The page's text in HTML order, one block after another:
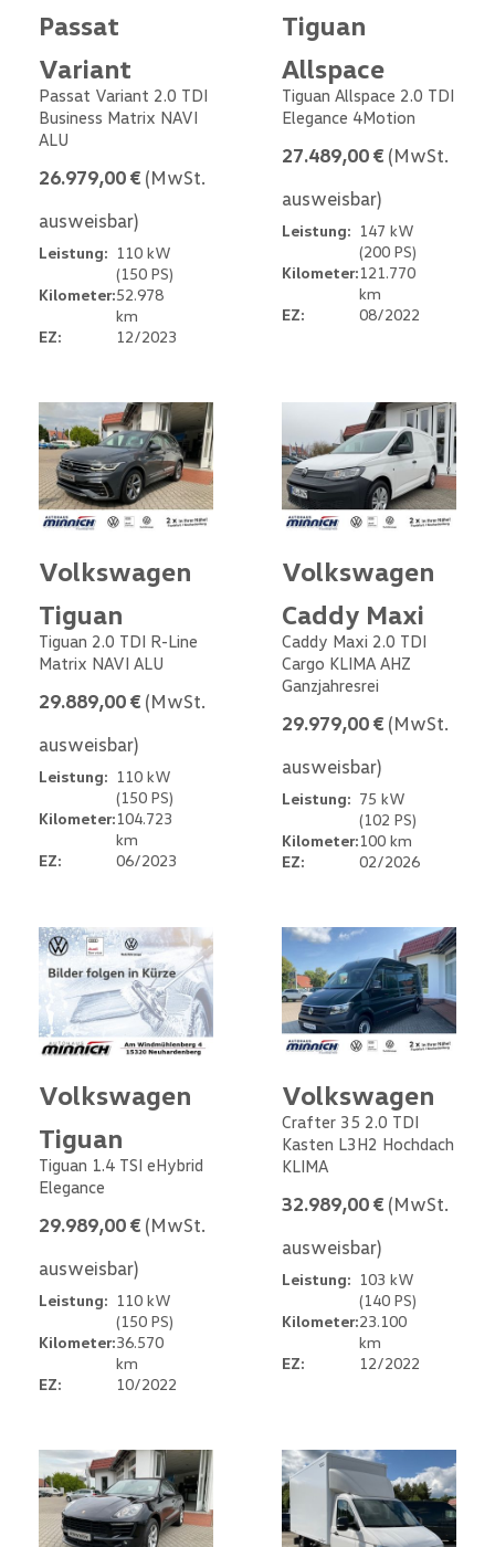
Passat
Variant
Passat Variant 2.0 TDI
Business Matrix NAVI
ALU
26.979,00 € (MwSt.
ausweisbar)
Leistung: 110 kW
(150 PS)
Kilometer:52.978
km
EZ:
12/2023
Tiguan
Allspace
Tiguan Allspace 2.0 TDI
Elegance 4Motion
27.489,00 € (MwSt.
ausweisbar)
Leistung: 147 kW
(200 PS)
Kilometer:121.770
km
EZ:
08/2022
Volkswagen
Tiguan
Tiguan 2.0 TDI R-Line
Matrix NAVI ALU
29.889,00 € (MwSt.
ausweisbar)
Leistung: 110 kW
(150 PS)
Kilometer:104.723
km
EZ:
06/2023
Volkswagen
Caddy Maxi
Caddy Maxi 2.0 TDI
Cargo KLIMA AHZ
Ganzjahresrei
29.979,00 € (MwSt.
ausweisbar)
Leistung: 75 kW
(102 PS)
Kilometer:100 km
EZ:
02/2026
Volkswagen
Tiguan
Tiguan 1.4 TSI eHybrid
Elegance
29.989,00 € (MwSt.
ausweisbar)
Leistung: 110 kW
(150 PS)
Kilometer:36.570
km
EZ:
10/2022
Volkswagen
Crafter 35 2.0 TDI
Kasten L3H2 Hochdach
KLIMA
32.989,00 € (MwSt.
ausweisbar)
Leistung: 103 kW
(140 PS)
Kilometer:23.100
km
EZ:
12/2022